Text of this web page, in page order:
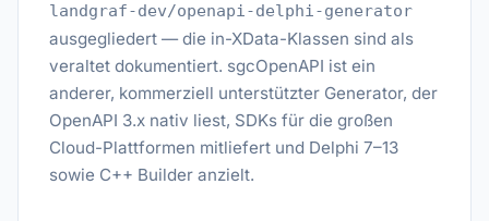
landgraf-dev/openapi-delphi-generator
ausgegliedert — die in-XData-Klassen sind als
veraltet dokumentiert. sgcOpenAPI ist ein
anderer, kommerziell unterstützter Generator, der
OpenAPI 3.x nativ liest, SDKs für die großen
Cloud-Plattformen mitliefert und Delphi 7–13
sowie C++ Builder anzielt.